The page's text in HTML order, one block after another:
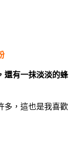
還有一抹淡淡的蜂
多，這也是我喜歡